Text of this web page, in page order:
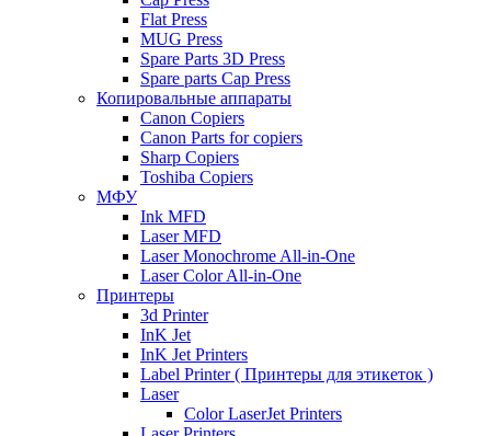
Flat Press
MUG Press
Spare Parts 3D Press
Spare parts Cap Press
Копировальные аппараты
Canon Copiers
Canon Parts for copiers
Sharp Copiers
Toshiba Copiers
МФУ
Ink MFD
Laser MFD
Laser Monochrome All-in-One
Laser Color All-in-One
Принтеры
3d Printer
InK Jet
InK Jet Printers
Label Printer ( Принтеры для этикеток )
Laser
Color LaserJet Printers